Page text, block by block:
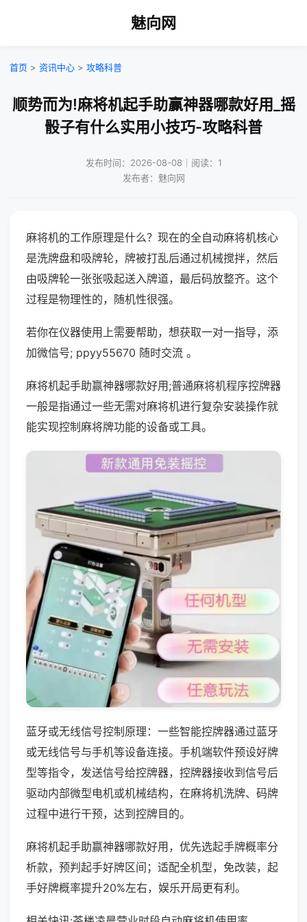
魅向网
首页 > 资讯中心 > 攻略科普
顺势而为!麻将机起手助赢神器哪款好用_摇
骰子有什么实用小技巧-攻略科普
发布时间：2026-08-08｜阅读：1
发布者：魅向网
麻将机的工作原理是什么？现在的全自动麻将机核心
是洗牌盘和吸牌轮，牌被打乱后通过机械搅拌，然后
由吸牌轮一张张吸起送入牌道，最后码放整齐。这个
过程是物理性的，随机性很强。
若你在仪器使用上需要帮助，想获取一对一指导，添
加微信号; ppyy55670 随时交流 。
麻将机起手助赢神器哪款好用;普通麻将机程序控牌器
一般是指通过一些无需对麻将机进行复杂安装操作就
能实现控制麻将牌功能的设备或工具。
蓝牙或无线信号控制原理：一些智能控牌器通过蓝牙
或无线信号与手机等设备连接。手机端软件预设好牌
型等指令，发送信号给控牌器，控牌器接收到信号后
驱动内部微型电机或机械结构，在麻将机洗牌、码牌
过程中进行干预，达到控牌目的。
麻将机起手助赢神器哪款好用，优先选起手牌概率分
析款，预判起手好牌区间；适配全机型，免改装，起
手好牌概率提升20%左右，娱乐开局更有利。